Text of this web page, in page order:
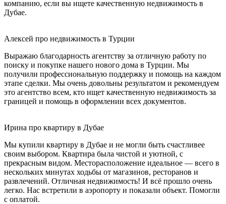
компанию, если вы ищете качественную недвижимость в
Дубае.
Алексей про недвижимость в Турции
Выражаю благодарность агентству за отличную работу по
поиску и покупке нашего нового дома в Турции. Мы
получили профессиональную поддержку и помощь на каждом
этапе сделки. Мы очень довольны результатом и рекомендуем
это агентство всем, кто ищет качественную недвижимость за
границей и помощь в оформлении всех документов.
Ирина про квартиру в Дубае
Мы купили квартиру в Дубае и не могли быть счастливее
своим выбором. Квартира была чистой и уютной, с
прекрасным видом. Месторасположение идеальное — всего в
нескольких минутах ходьбы от магазинов, ресторанов и
развлечений. Отличная недвижимость! И всё прошло очень
легко. Нас встретили в аэропорту и показали объект. Помогли
с оплатой.